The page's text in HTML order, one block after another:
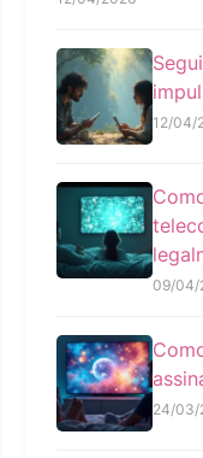
12/04/
09/04/
24/03/